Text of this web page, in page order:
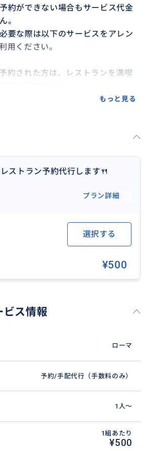
約ができない場合もサービス代金
。
要な際は以下のサービスをアレン
用ください。
約された方は、レストランを満喫
service/a030101/ic010103
もっと見る
ストラン予約代行します🍴
プラン詳細
選択する
¥500
ビス情報
ローマ
予約/手配代行（手数料のみ）
1人〜
1組あたり
¥500